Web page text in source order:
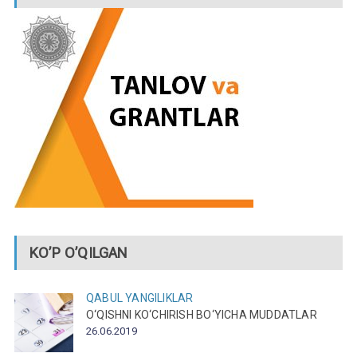
KO’P O’QILGAN
QABUL
YANGILIKLAR
O‘QISHNI KO‘CHIRISH BO‘YICHA MUDDATLAR
26.06.2019